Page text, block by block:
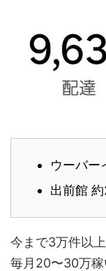
ウーバー
出前館
今まで3万件以
毎月20〜30万稼